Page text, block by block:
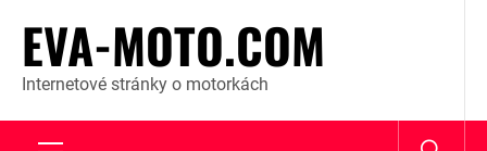
content
EVA-MOTO.COM
Internetové stránky o motorkách